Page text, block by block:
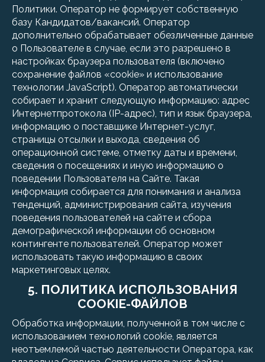
Политики. Оператор не формирует собственную
базу Кандидатов/вакансий. Оператор
дополнительно обрабатывает обезличенные данные
о Пользователе в случае, если это разрешено в
настройках браузера пользователя (включено
сохранение файлов «cookie» и использование
технологии JavaScript). Оператор автоматически
собирает и хранит следующую информацию: адрес
Интернетпротокола (IP-адрес), тип и язык браузера,
информацию о поставщике Интернет-услуг,
страницы отсылки и выхода, сведения об
операционной системе, отметку даты и времени,
сведения о посещениях и иную информацию о
поведении Пользователя на Сайте. Такая
информация собирается для понимания и анализа
тенденций, администрирования сайта, изучения
поведения пользователей на сайте и сбора
демографической информации об основном
контингенте пользователей. Оператор может
использовать такую информацию в своих
маркетинговых целях.
5. ПОЛИТИКА ИСПОЛЬЗОВАНИЯ
COOKIE-ФАЙЛОВ
Обработка информации, полученной в том числе с
использованием технологий cookie, является
неотъемлемой частью деятельности Оператора, как